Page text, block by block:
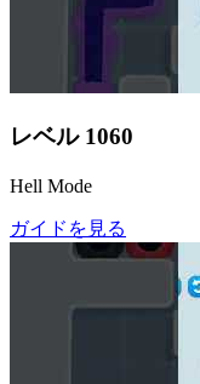
レベル 1060
Hell Mode
ガイドを見る